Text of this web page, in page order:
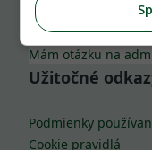
info@zahrada.sk
Nahlás chybu
Mám otázku na
Užitočné
Podmienky
Cookie pravidlá